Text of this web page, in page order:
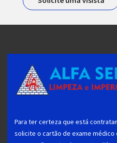
Para ter certeza que está
solicite o cartão de exame médico